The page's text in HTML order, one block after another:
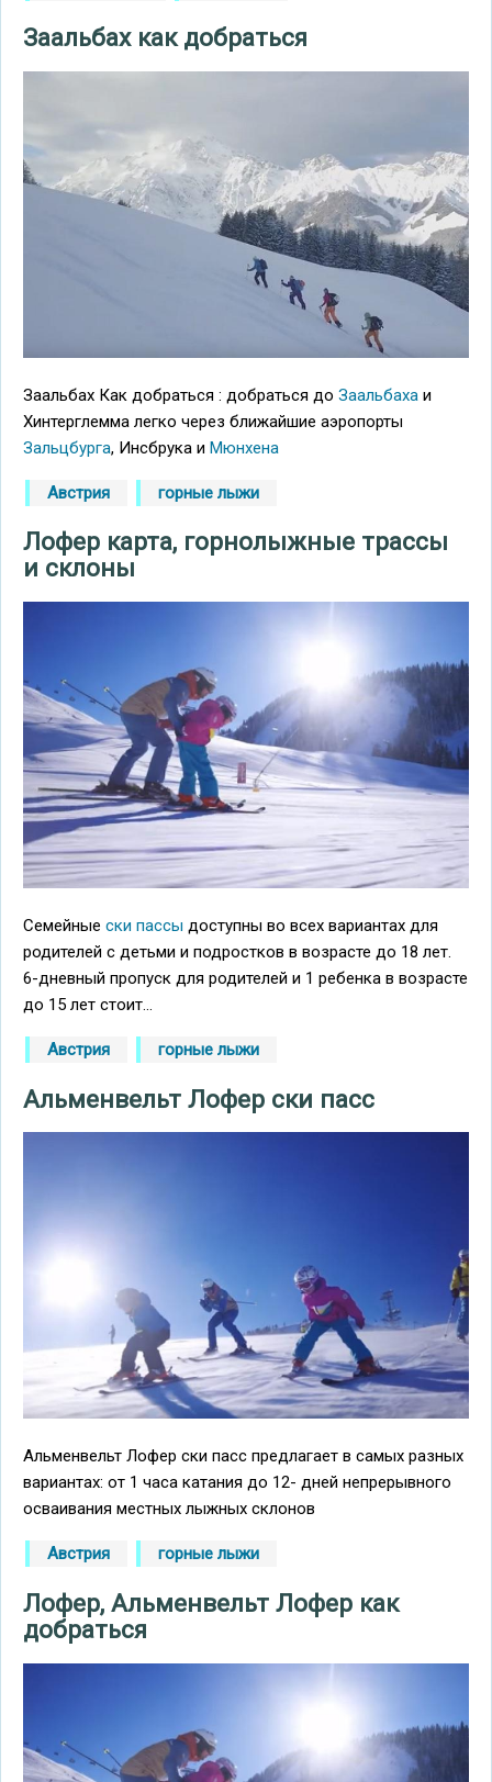
Заальбах как добраться
Заальбах Как добраться : добраться до Заальбаха и
Хинтерглемма легко через ближайшие аэропорты
Зальцбурга, Инсбрука и Мюнхена
Австрия горные лыжи
Лофер карта, горнолыжные трассы
и склоны
Семейные ски пассы доступны во всех вариантах для
родителей с детьми и подростков в возрасте до 18 лет.
6-дневный пропуск для родителей и 1 ребенка в возрасте
до 15 лет стоит...
Австрия горные лыжи
Альменвельт Лофер ски пасс
Альменвельт Лофер ски пасс предлагает в самых разных
вариантах: от 1 часа катания до 12- дней непрерывного
осваивания местных лыжных склонов
Австрия горные лыжи
Лофер, Альменвельт Лофер как
добраться